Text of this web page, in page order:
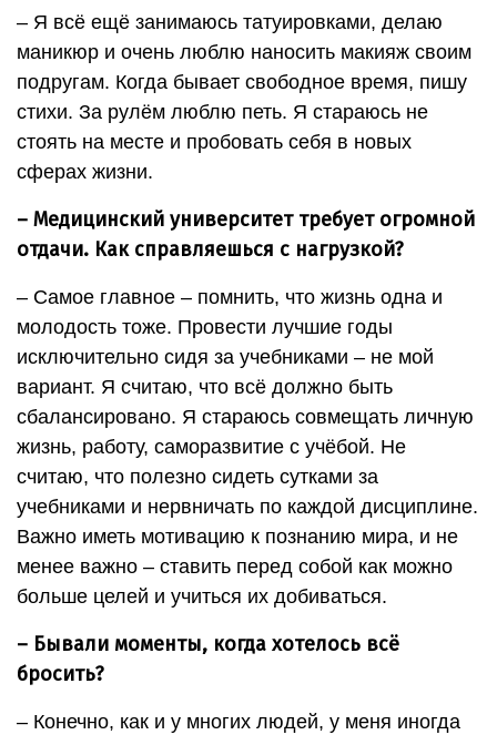
– Я всё ещё занимаюсь татуировками, делаю
маникюр и очень люблю наносить макияж своим
подругам. Когда бывает свободное время, пишу
стихи. За рулём люблю петь. Я стараюсь не
стоять на месте и пробовать себя в новых
сферах жизни.
– Медицинский университет требует огромной
отдачи. Как справляешься с нагрузкой?
– Самое главное – помнить, что жизнь одна и
молодость тоже. Провести лучшие годы
исключительно сидя за учебниками – не мой
вариант. Я считаю, что всё должно быть
сбалансировано. Я стараюсь совмещать личную
жизнь, работу, саморазвитие с учёбой. Не
считаю, что полезно сидеть сутками за
учебниками и нервничать по каждой дисциплине.
Важно иметь мотивацию к познанию мира, и не
менее важно – ставить перед собой как можно
больше целей и учиться их добиваться.
– Бывали моменты, когда хотелось всё
бросить?
– Конечно, как и у многих людей, у меня иногда